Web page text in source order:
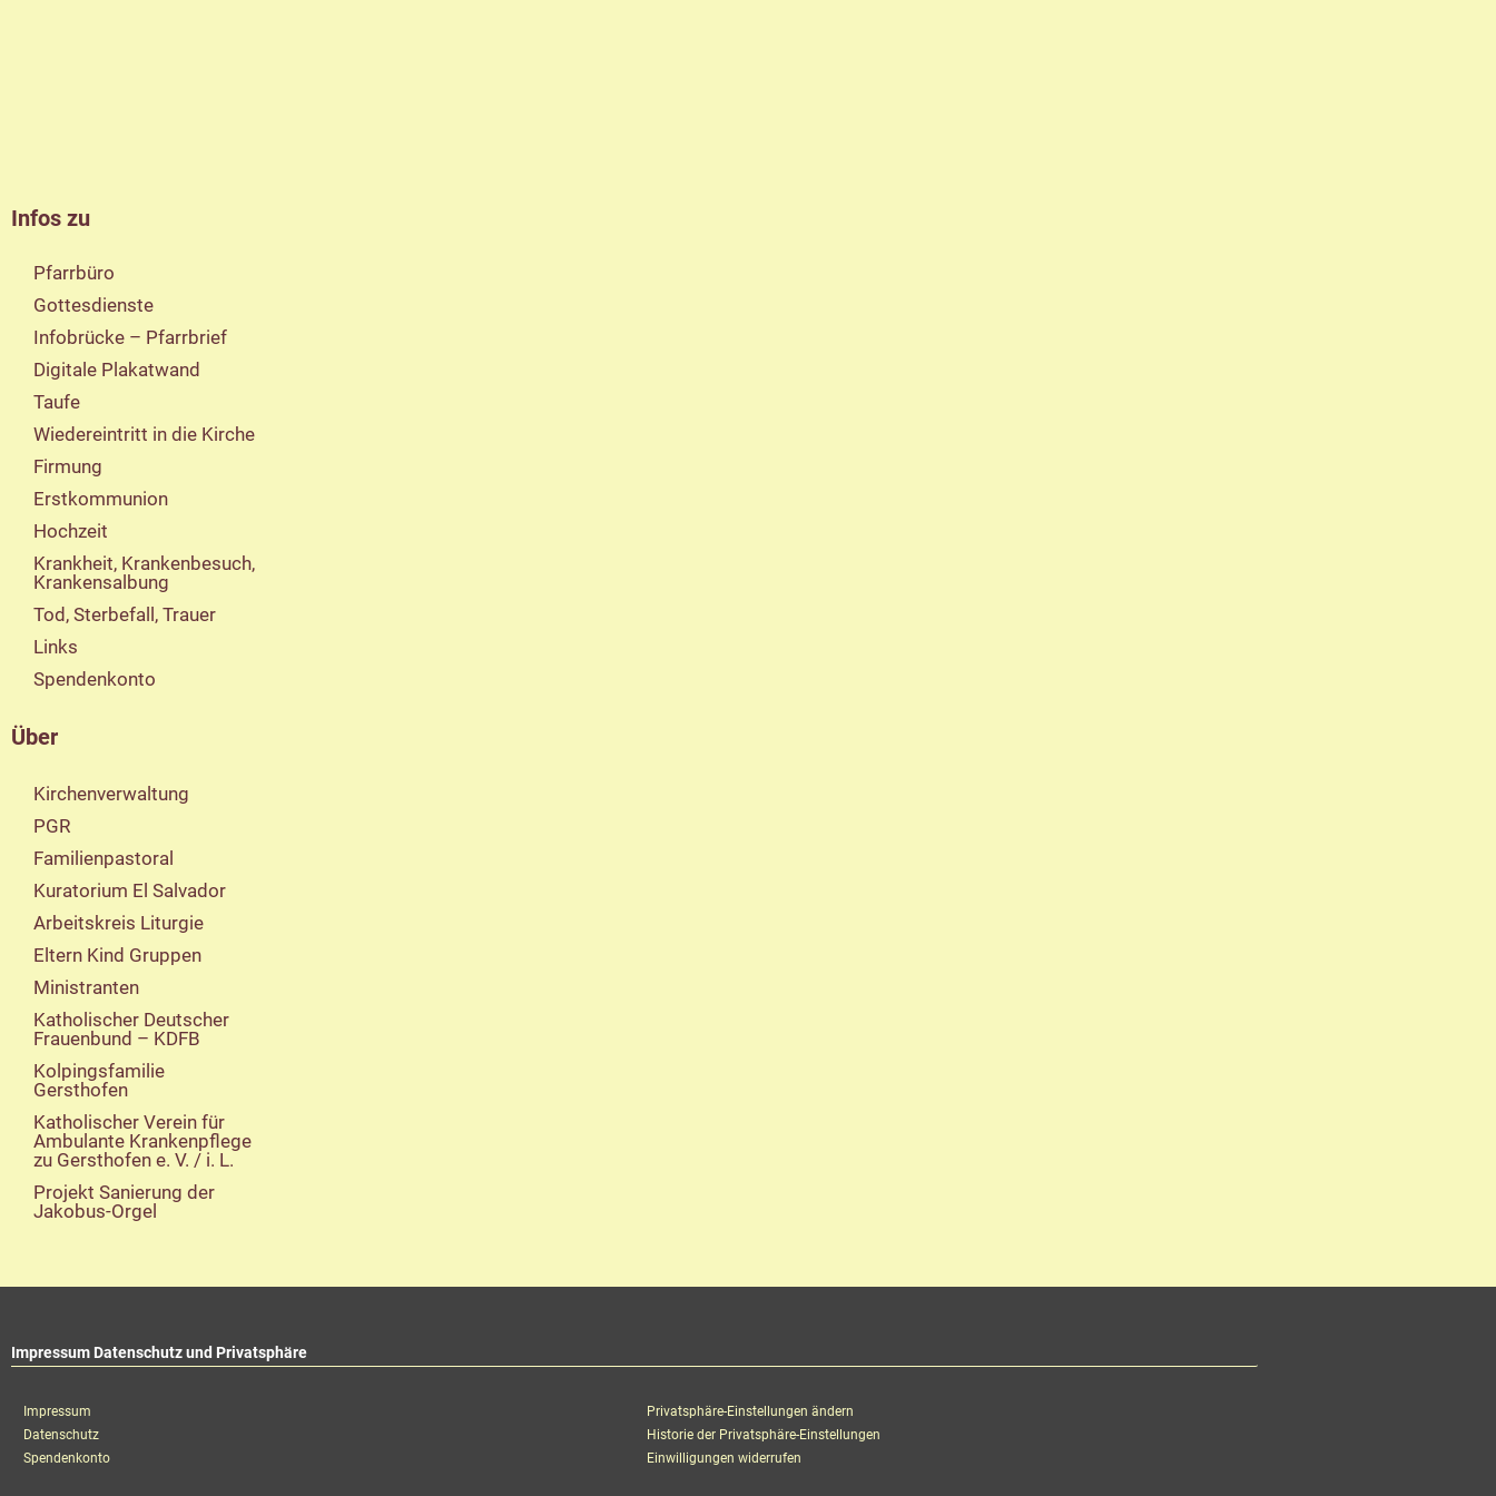
Infos zu
Pfarrbüro
Gottesdienste
Infobrücke – Pfarrbrief
Digitale Plakatwand
Taufe
Wiedereintritt in die Kirche
Firmung
Erstkommunion
Hochzeit
Krankheit, Krankenbesuch,
Krankensalbung
Tod, Sterbefall, Trauer
Links
Spendenkonto
Über
Kirchenverwaltung
PGR
Familienpastoral
Kuratorium El Salvador
Arbeitskreis Liturgie
Eltern Kind Gruppen
Ministranten
Katholischer Deutscher
Frauenbund – KDFB
Kolpingsfamilie
Gersthofen
Katholischer Verein für
Ambulante Krankenpflege
zu Gersthofen e. V. / i. L.
Projekt Sanierung der
Jakobus-Orgel
Impressum Datenschutz und Privatsphäre
Impressum
Datenschutz
Spendenkonto
Privatsphäre-Einstellungen ändern
Historie der Privatsphäre-Einstellungen
Einwilligungen widerrufen